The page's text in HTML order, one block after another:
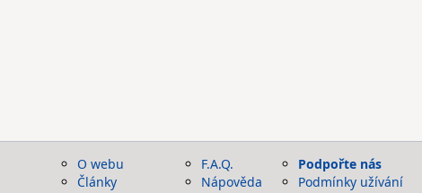
O webu
Články
F.A.Q.
Nápověda
Podpořte nás
Podmínky užívání